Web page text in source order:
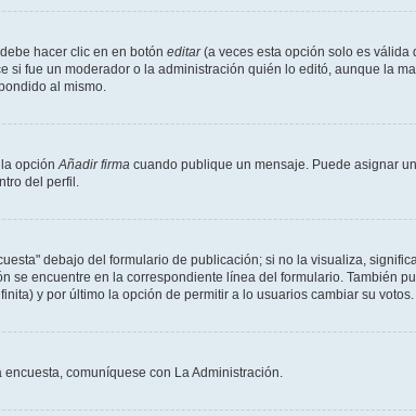
hacer clic en en botón editar(a veces esta opción solo es válida
fue un moderador o la administración quién lo editó, aunque la
al mismo.
opción Añadir firma cuando publique un mensaje. Puede asignar
del perfil.
debajo del formulario de publicación; si no la visualiza,
encuentre en la correspondiente línea del formulario. También
y por último la opción de permitir a lo usuarios cambiar su votos.
comuníquese con La Administración.